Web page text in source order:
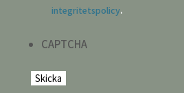
integritetspolicy.
CAPTCHA